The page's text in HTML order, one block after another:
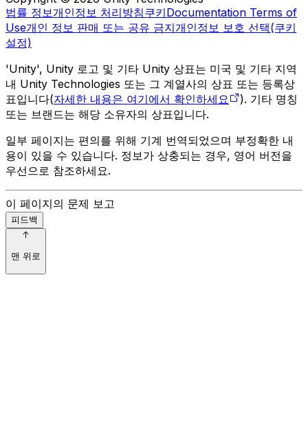
법률 정보개인정보 처리방침쿠키Documentation Terms of
Use개인 정보 판매 또는 공유 금지개인정보 보호 선택(쿠키
설정)
'Unity', Unity 로고 및 기타 Unity 상표는 미국 및 기타 지역
내 Unity Technologies 또는 그 계열사의 상표 또는 등록상
표입니다(자세한 내용은 여기에서 확인하세요
). 기타 명칭
또는 브랜드는 해당 소유자의 상표입니다.
일부 페이지는 편의를 위해 기계 번역되었으며 부정확한 내
용이 있을 수 있습니다. 정보가 상충되는 경우, 영어 버전을
우선으로 참조하세요.
이 페이지의 문제 보고
피드백
맨 위로